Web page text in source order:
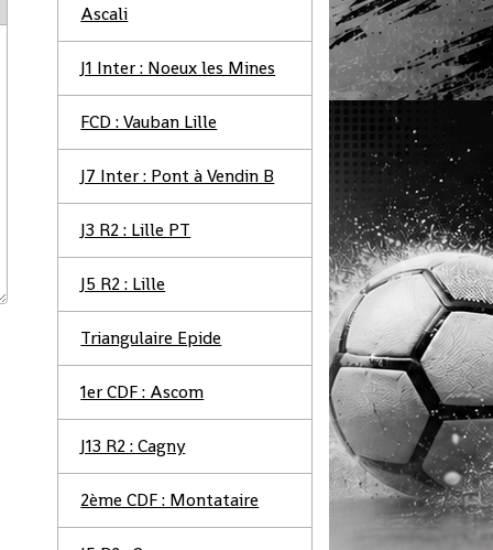
Ascali
J1 Inter : Noeux les Mines
FCD : Vauban Lille
J7 Inter : Pont à Vendin B
J3 R2 : Lille PT
J5 R2 : Lille
Triangulaire Epide
1er CDF : Ascom
J13 R2 : Cagny
2ème CDF : Montataire